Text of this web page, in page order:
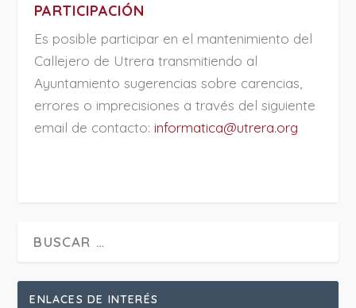
PARTICIPACIÓN
Es posible participar en el mantenimiento del
Callejero de Utrera transmitiendo al
Ayuntamiento sugerencias sobre carencias,
errores o imprecisiones a través del siguiente
email de contacto: informatica@utrera.org
ENLACES DE INTERÉS